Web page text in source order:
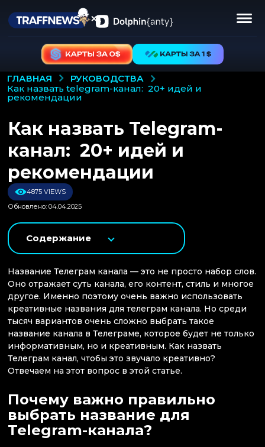
ГЛАВНАЯ
РУКОВОДСТВА
как назвать telegram-канал: 20+ идей и
рекомендации
Как назвать Telegram-
канал: 20+ идей и
рекомендации
4875 VIEWS
Обновлено: 04.04.2025
Содержание
Название Телеграм канала — это не просто набор слов.
Оно отражает суть канала, его контент, стиль и многое
другое. Именно поэтому очень важно использовать
креативные названия для телеграм канала. Но среди
тысяч вариантов очень сложно выбрать такое
название канала в Телеграме, которое будет не только
информативным, но и креативным. Как назвать
Телеграм канал, чтобы это звучало креативно?
Отвечаем на этот вопрос в этой статье.
Почему важно правильно
выбрать название для
Telegram-канала?